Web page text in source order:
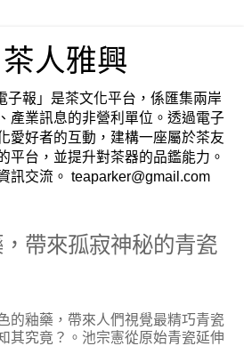
人雅興
子報」是茶文化平台，係匯集兩岸
產業訊息的非營利單位。透過電子
愛好者的互動，建構一座屬於茶友
平台，並提升對茶器的品鑑能力。
訊交流。 teaparker@gmail.com
帶來孤寂神秘的青瓷
的釉藥，帶來人們視覺最精巧青瓷
其究竟？。池宗憲從原始青瓷延伸